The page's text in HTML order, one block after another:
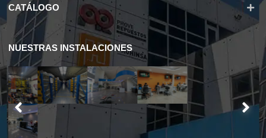
CATÁLOGO
NUESTRAS INSTALACIONES